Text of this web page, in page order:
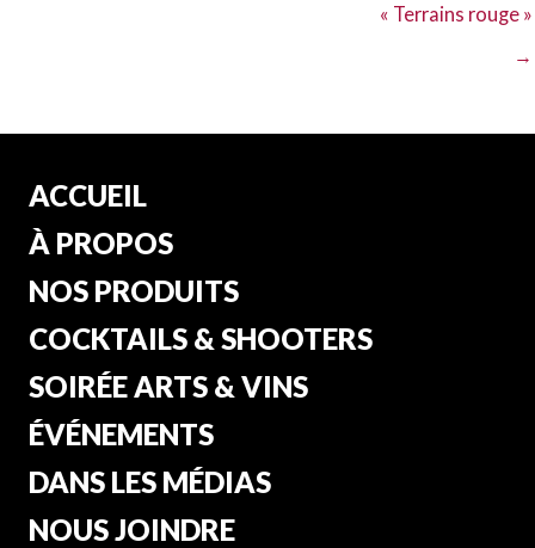
« Terrains rouge »
→
ACCUEIL
À PROPOS
NOS PRODUITS
COCKTAILS & SHOOTERS
SOIRÉE ARTS & VINS
ÉVÉNEMENTS
DANS LES MÉDIAS
NOUS JOINDRE